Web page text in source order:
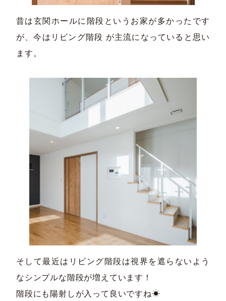
昔は玄関ホールに階段というお家が多かったです
が、今はリビング階段 が主流になっていると思い
ます。​
そして最近はリビング階段は視界を遮らないよう
なシンプルな階段が増えています！​
階段にも陽射しが入って良いですね☀